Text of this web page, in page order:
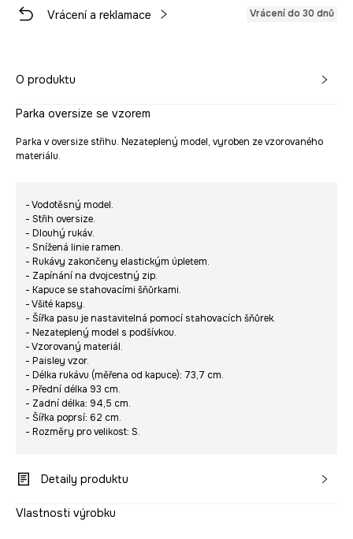
Vrácení a reklamace Vrácení do 30 dnů
O produktu
Parka oversize se vzorem
Parka v oversize střihu. Nezateplený model, vyroben ze vzorovaného
materiálu.
- Vodotěsný model.
- Střih oversize.
- Dlouhý rukáv.
- Snížená linie ramen.
- Rukávy zakončeny elastickým úpletem.
- Zapínání na dvojcestný zip.
- Kapuce se stahovacími šňůrkami.
- Všité kapsy.
- Šířka pasu je nastavitelná pomocí stahovacích šňůrek.
- Nezateplený model s podšívkou.
- Vzorovaný materiál.
- Paisley vzor.
- Délka rukávu (měřena od kapuce): 73,7 cm.
- Přední délka 93 cm.
- Zadní délka: 94,5 cm.
- Šířka poprsí: 62 cm.
- Rozměry pro velikost: S.
Detaily produktu
Vlastnosti výrobku